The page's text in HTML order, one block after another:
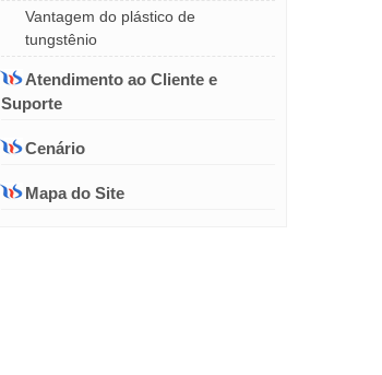
Vantagem do plástico de
tungstênio
Atendimento ao Cliente e
Suporte
Cenário
Mapa do Site